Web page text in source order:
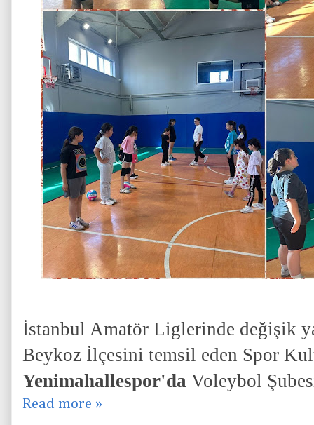
İstanbul Amatör Liglerinde değişik
Beykoz İlçesini temsil eden Spor
Yenimahallespor'da Voleybol
Read more »